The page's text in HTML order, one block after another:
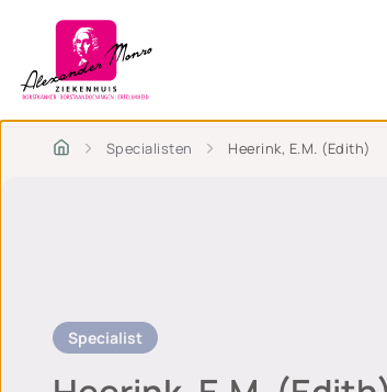
Specialisten Heerink, E.M. (Edith)
Specialist